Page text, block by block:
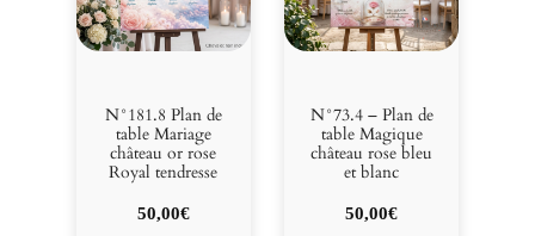
N°181.8 Plan de
table Mariage
château or rose
Royal tendresse
50,00€
N°73.4 – Plan de
table Magique
château rose bleu
et blanc
50,00€